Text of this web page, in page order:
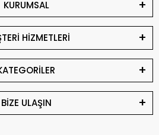
KURUMSAL
HİZMETLERİ
BİZE ULAŞIN